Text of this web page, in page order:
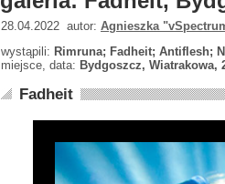
28.04.2022 autor: Agnieszka
wystąpili: Rimruna; Fadheit; Antiflesh;
miejsce, data: Bydgoszcz, Wiatrakowa,
Fadheit